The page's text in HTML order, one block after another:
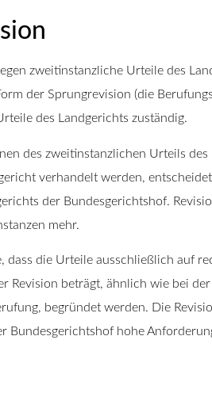
zweitinstanzliche Urteile des
der Sprungrevision (die
des Landgerichts zuständig.
des zweitinstanzlichen Urteils
verhandelt werden,
der Bundesgerichtshof.
mehr.
dass die Urteile ausschließlich auf
Revision beträgt, ähnlich wie bei
begründet werden. Die
Bundesgerichtshof hohe